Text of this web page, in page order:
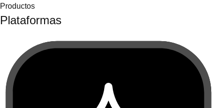
Productos
Plataformas